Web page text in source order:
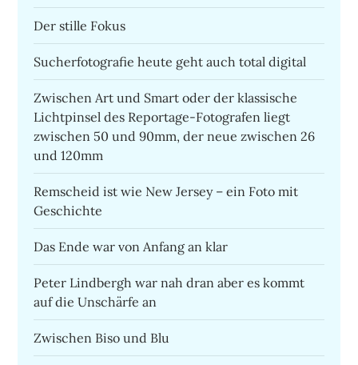
Der stille Fokus
Sucherfotografie heute geht auch total digital
Zwischen Art und Smart oder der klassische
Lichtpinsel des Reportage-Fotografen liegt
zwischen 50 und 90mm, der neue zwischen 26
und 120mm
Remscheid ist wie New Jersey – ein Foto mit
Geschichte
Das Ende war von Anfang an klar
Peter Lindbergh war nah dran aber es kommt
auf die Unschärfe an
Zwischen Biso und Blu